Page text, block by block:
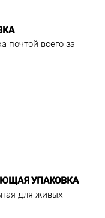
почтой всего за
УПАКОВКА
для живых